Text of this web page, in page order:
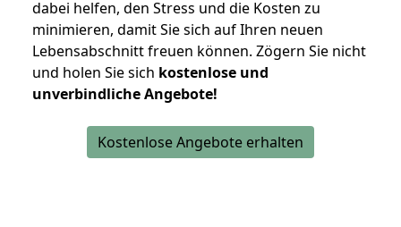
dabei helfen, den Stress und die Kosten zu
minimieren, damit Sie sich auf Ihren neuen
Lebensabschnitt freuen können. Zögern Sie nicht
und holen Sie sich kostenlose und
unverbindliche Angebote!
Kostenlose Angebote erhalten